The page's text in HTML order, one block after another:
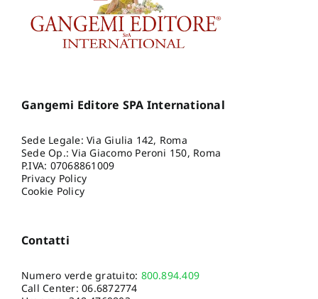
Gangemi Editore SPA International
Sede Legale: Via Giulia 142, Roma
Sede Op.: Via Giacomo Peroni 150, Roma
P.IVA: 07068861009
Privacy Policy
Cookie Policy
Contatti
Numero verde gratuito: 800.894.409
Call Center:06.6872774